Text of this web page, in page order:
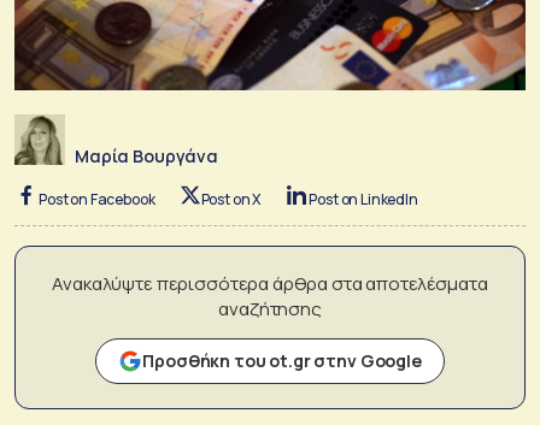
Μαρία Βουργάνα
Post on Facebook Post on X Post on LinkedIn
Ανακαλύψτε περισσότερα άρθρα στα αποτελέσματα
αναζήτησης
Προσθήκη του ot.gr στην Google